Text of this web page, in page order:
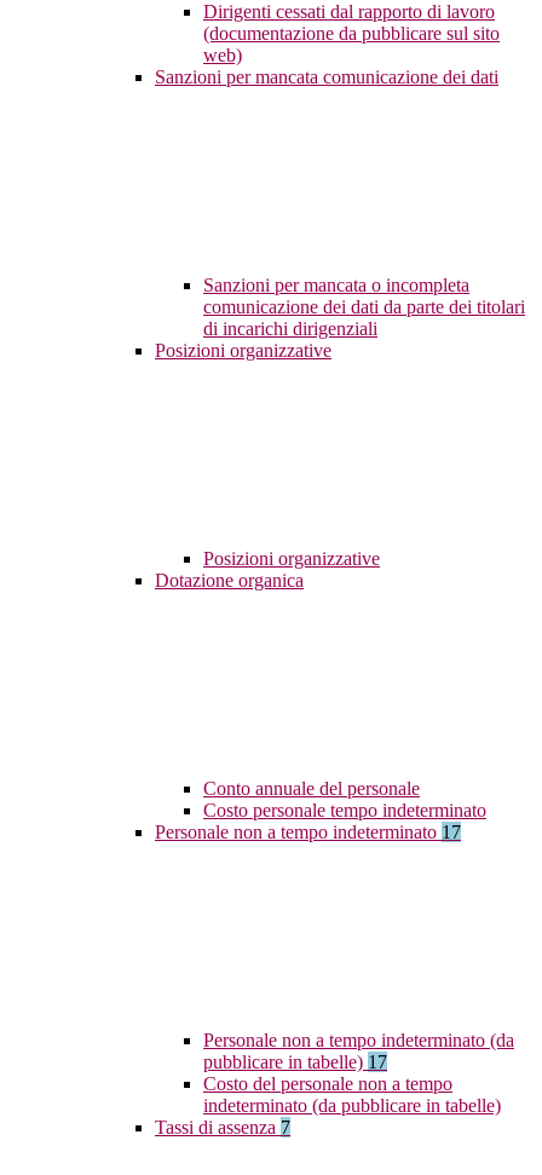
Dirigenti cessati dal rapporto di lavoro
(documentazione da pubblicare sul sito
web)
Sanzioni per mancata comunicazione dei dati
Sanzioni per mancata o incompleta
comunicazione dei dati da parte dei titolari
di incarichi dirigenziali
Posizioni organizzative
Posizioni organizzative
Dotazione organica
Conto annuale del personale
Costo personale tempo indeterminato
Personale non a tempo indeterminato 17
Personale non a tempo indeterminato (da
pubblicare in tabelle) 17
Costo del personale non a tempo
indeterminato (da pubblicare in tabelle)
Tassi di assenza 7